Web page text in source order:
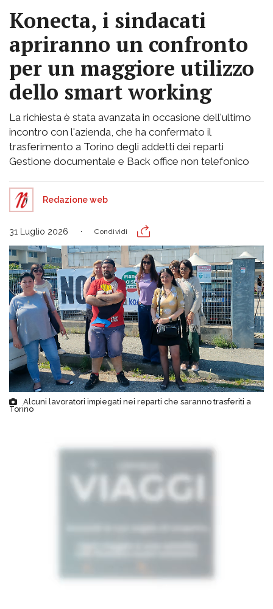
Konecta, i sindacati
apriranno un confronto
per un maggiore utilizzo
dello smart working
La richiesta è stata avanzata in occasione dell'ultimo
incontro con l'azienda, che ha confermato il
trasferimento a Torino degli addetti dei reparti
Gestione documentale e Back office non telefonico
Redazione web
31 Luglio 2026 Condividi
Alcuni lavoratori impiegati nei reparti che saranno trasferiti a
Torino